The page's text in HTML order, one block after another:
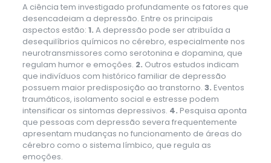
A ciência tem investigado profundamente os fatores que
desencadeiam a depressão. Entre os principais
aspectos estão: 1. A depressão pode ser atribuída a
desequilíbrios químicos no cérebro, especialmente nos
neurotransmissores como serotonina e dopamina, que
regulam humor e emoções. 2. Outros estudos indicam
que indivíduos com histórico familiar de depressão
possuem maior predisposição ao transtorno. 3. Eventos
traumáticos, isolamento social e estresse podem
intensificar os sintomas depressivos. 4. Pesquisa aponta
que pessoas com depressão severa frequentemente
apresentam mudanças no funcionamento de áreas do
cérebro como o sistema límbico, que regula as
emoções.